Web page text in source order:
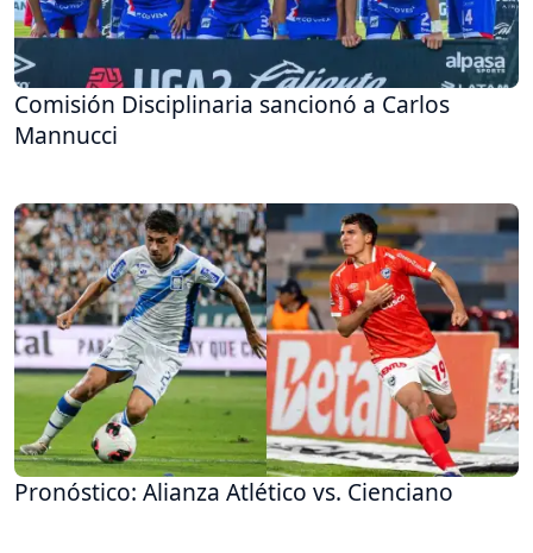
Comisión Disciplinaria sancionó a Carlos
Mannucci
Pronóstico: Alianza Atlético vs. Cienciano